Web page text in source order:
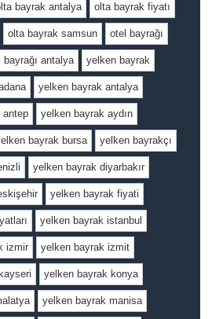
bayrak antalya olta bayrak fiyatı
olta bayrak samsun otel bayrağı
bayrağı antalya yelken bayrak
yelken bayrak antalya
antep yelken bayrak aydın
bayrak bursa yelken bayrakçı
yelken bayrak diyarbakır
yelken bayrak fiyati
yelken bayrak istanbul
izmir yelken bayrak izmit
yelken bayrak konya
yelken bayrak manisa